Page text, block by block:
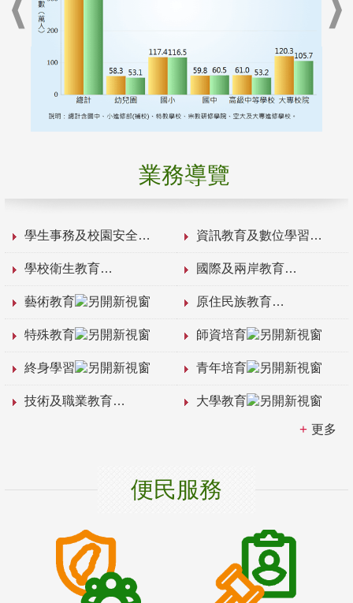
業務導覽
學生事務及校園安全 資訊教育及數位學習
學校衛生教育 國際及兩岸教育
藝術教育 原住民族教育
特殊教育 師資培育
終身學習 青年培育
技術及職業教育 大學教育
更多
便民服務